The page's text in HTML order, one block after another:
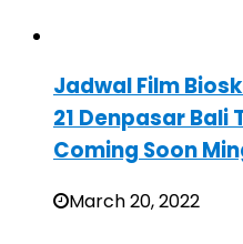
Jadwal Film
21 Denpasar Bali
Coming Soon
March 20, 2022